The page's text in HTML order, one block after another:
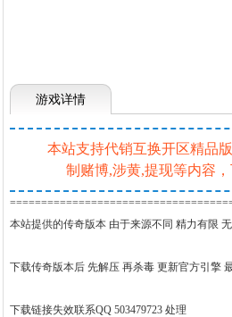
游戏详情
本站支持代销互换开区精品
制赌博,涉黄,提现等内容
本站提供的传奇版本 由于来源不同 精力有限
下载传奇版本后 先解压 再杀毒 更新官方引擎
下载链接失效联系QQ 503479723 处理